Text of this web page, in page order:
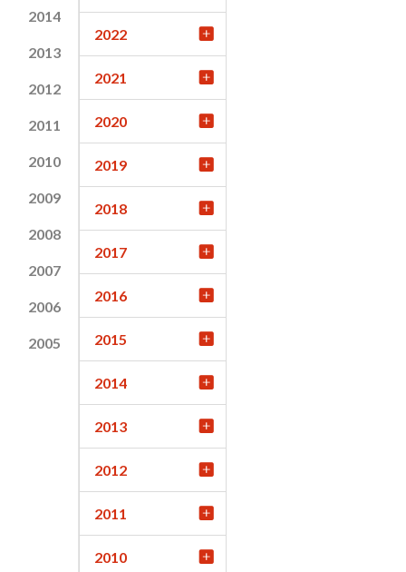
2014
2013
2012
2011
2010
2009
2008
2007
2006
2005
2022
2021
2020
2019
2018
2017
2016
2015
2014
2013
2012
2011
2010